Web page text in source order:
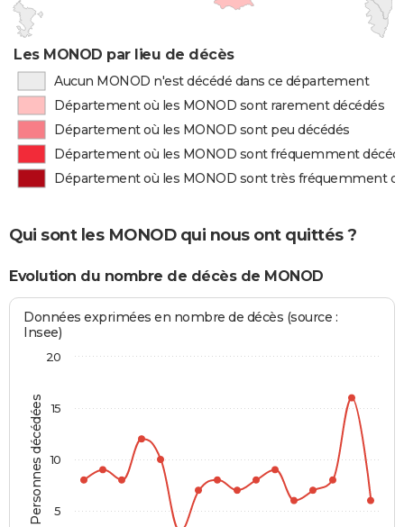
Les MONOD par lieu de décès
Aucun MONOD n'est décédé dans ce département
Département où les MONOD sont rarement décédés
Département où les MONOD sont peu décédés
Département où les MONOD sont fréquemment
Département où les MONOD sont très fréquemment
Qui sont les MONOD qui nous ont quittés ?
Evolution du nombre de décès de MONOD
Personnes décédées
Données exprimées en nombre de décès (source :
Insee)
5
10
15
20